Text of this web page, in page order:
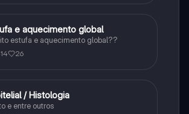
e aquecimento global
estufa e aquecimento global??
26
/ Histologia
e entre outros